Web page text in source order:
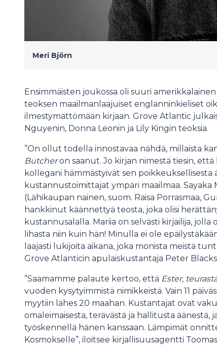
Meri Björn
Ensimmäisten joukossa oli suuri
teoksen maailmanlaajuiset englanninkieliset
ilmestymättömään kirjaan. Grove Atlantic
Nguyenin, Donna Leonin ja Lily Kingin teoksia.
”On ollut todella innostavaa nähdä, millaista
Butcheron saanut. Jo kirjan nimestä tiesin, että
kollegani hämmästyivät sen
kustannustoimittajat ympäri maailmaa.
(Lähikaupan nainen, suom. Raisa Porrasmaa,
hankkinut käännettyä teosta, joka olisi
kustannusalalla. Mariia on selvästi kirjailija,
lihasta niin kuin hän! Minulla ei ole
laajasti lukijoita aikana, joka monista meistä
Grove Atlanticin apulaiskustantaja Peter
”Saamamme palaute kertoo, että Ester,
vuoden kysytyimmistä nimikkeistä. Vain 11
myytiin lähes 20 maahan. Kustantajat ovat
omaleimaisesta, terävästä ja hallitusta äänestä,
työskennellä hänen kanssaan. Lämpimät
Kosmokselle”, iloitsee kirjallisuusagentti